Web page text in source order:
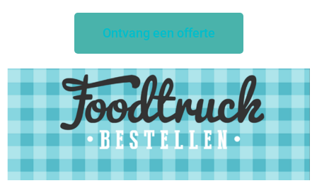
Ontvang een offerte